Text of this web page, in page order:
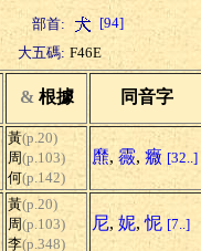
部首: [94]
大五碼: F46E
& 根據 同音字
黃(p.20)
周(p.103)
何(p.142)
爢, 霺, 癓 [32..]
黃(p.20)
周(p.103)
李(p.348)
尼, 妮,怩 [7..]